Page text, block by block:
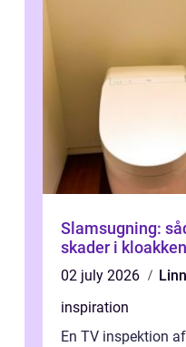
Slamsugning:
skader i kloakken
02 july 2026
inspiration
En TV inspektion